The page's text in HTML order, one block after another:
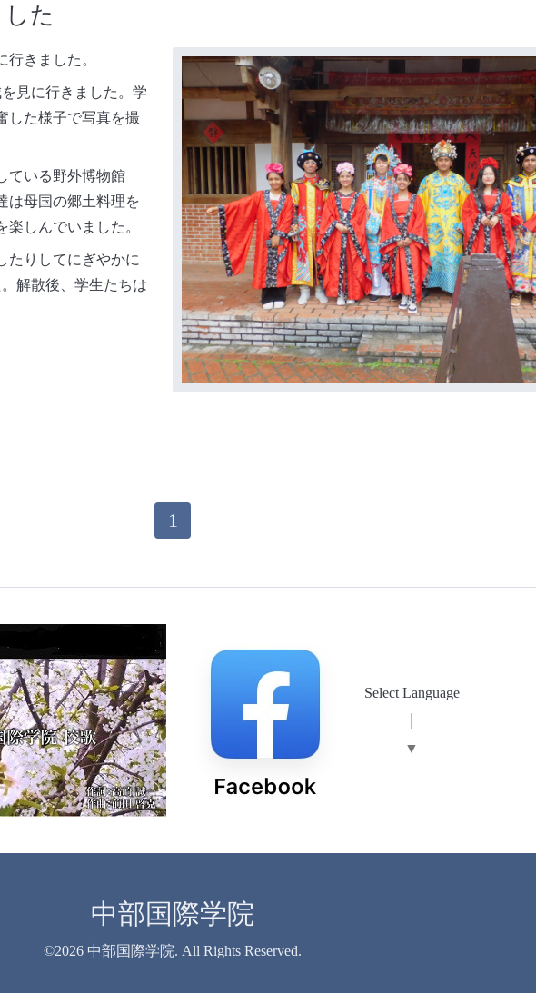
た
行きました。
見に行きました。学
した様子で写真を撮
ている野外博物館
は母国の郷土料理を
しんでいました。
たりしてにぎやかに
解散後、学生たちは
1
Select Language
▼
中部国際学院
©2026 中部国際学院. All Rights Reserved.